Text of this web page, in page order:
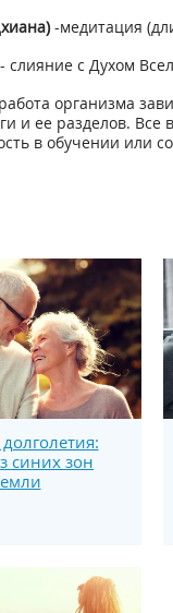
-медитация
слияние с Духом
организма
и ее разделов. Все
в обучении или
синих зон